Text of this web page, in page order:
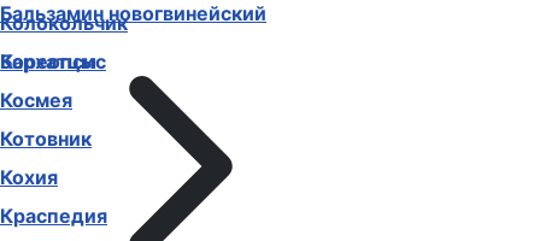
Бальзамин новогвинейский
Бархатцы
Колокольчик
Кореопсис
Космея
Котовник
Кохия
Краспедия